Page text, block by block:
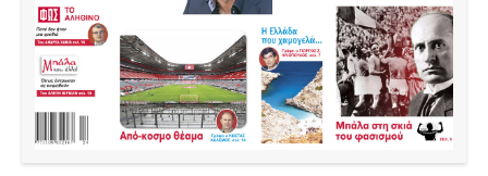
Πολιτισμός
Τραγούδια
Cine Spot
Running
Πρόγραμμα TV
Ιωνικός Κηφισιά Πανσερραϊκός